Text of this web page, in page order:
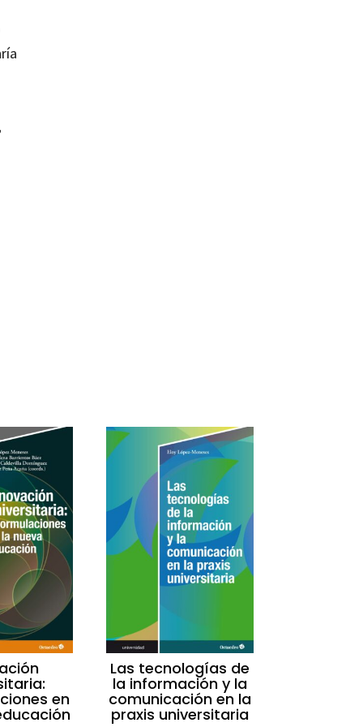
en
Las tecnologías de
la información y la
comunicación en la
praxis universitaria